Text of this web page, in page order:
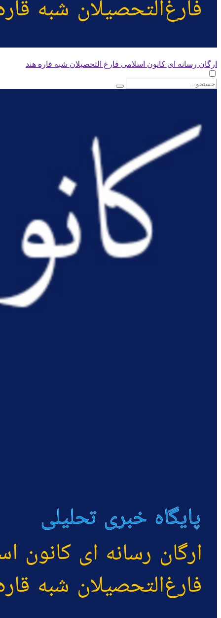
ارگان رسانه ای کانون اسلامی فارغ التحصیلان شبه قاره هند